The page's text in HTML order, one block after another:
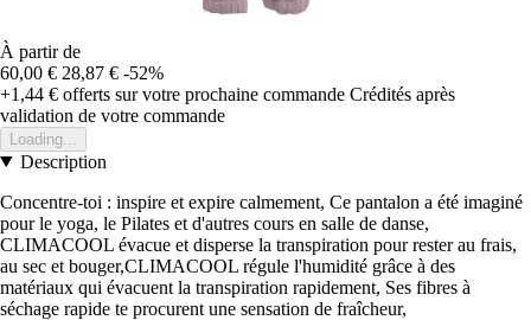
À partir de
60,00 € 28,87 € -52%
+1,44 € offerts sur votre prochaine commande Crédités après
validation de votre commande
Loading...
Description
Concentre-toi : inspire et expire calmement, Ce pantalon a été imaginé
pour le yoga, le Pilates et d'autres cours en salle de danse,
CLIMACOOL évacue et disperse la transpiration pour rester au frais,
au sec et bouger,CLIMACOOL régule l'humidité grâce à des
matériaux qui évacuent la transpiration rapidement, Ses fibres à
séchage rapide te procurent une sensation de fraîcheur,